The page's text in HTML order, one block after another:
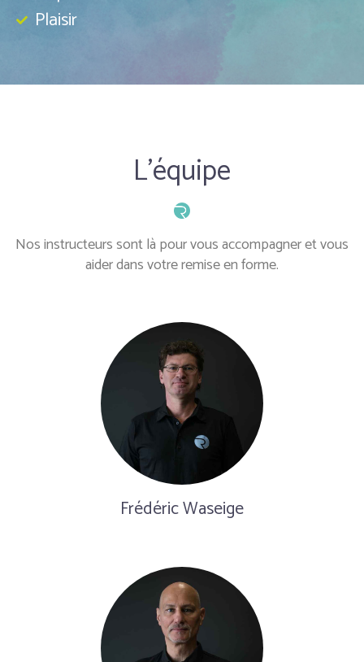
Plaisir
L'équipe
Nos instructeurs sont là pour vous accompagner et vous
aider dans votre remise en forme.
Frédéric Waseige